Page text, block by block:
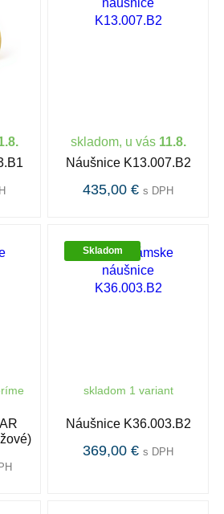
skladom, u vás 11.8.
Náušnice K13.007.B2
435,00 € s DPH
Skladom
skladom 1 variant
Náušnice K36.003.B2
369,00 € s DPH